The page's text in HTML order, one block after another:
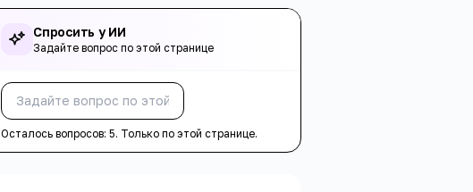
Спросить у ИИ
Задайте вопрос по этой странице
Осталось вопросов:5. Только по этой странице.